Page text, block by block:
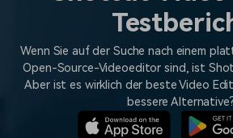
Presseraum
Shop
Assets
Video/Foto
Audio
Lösungen
Soziale Medien
Marketing & Business
Ressourcen
Hilfe-Center
Wenn Sie auf der Suche nach einem
Open-Source-Videoeditor sind, ist
Aber ist es wirklich der beste Video
bessere